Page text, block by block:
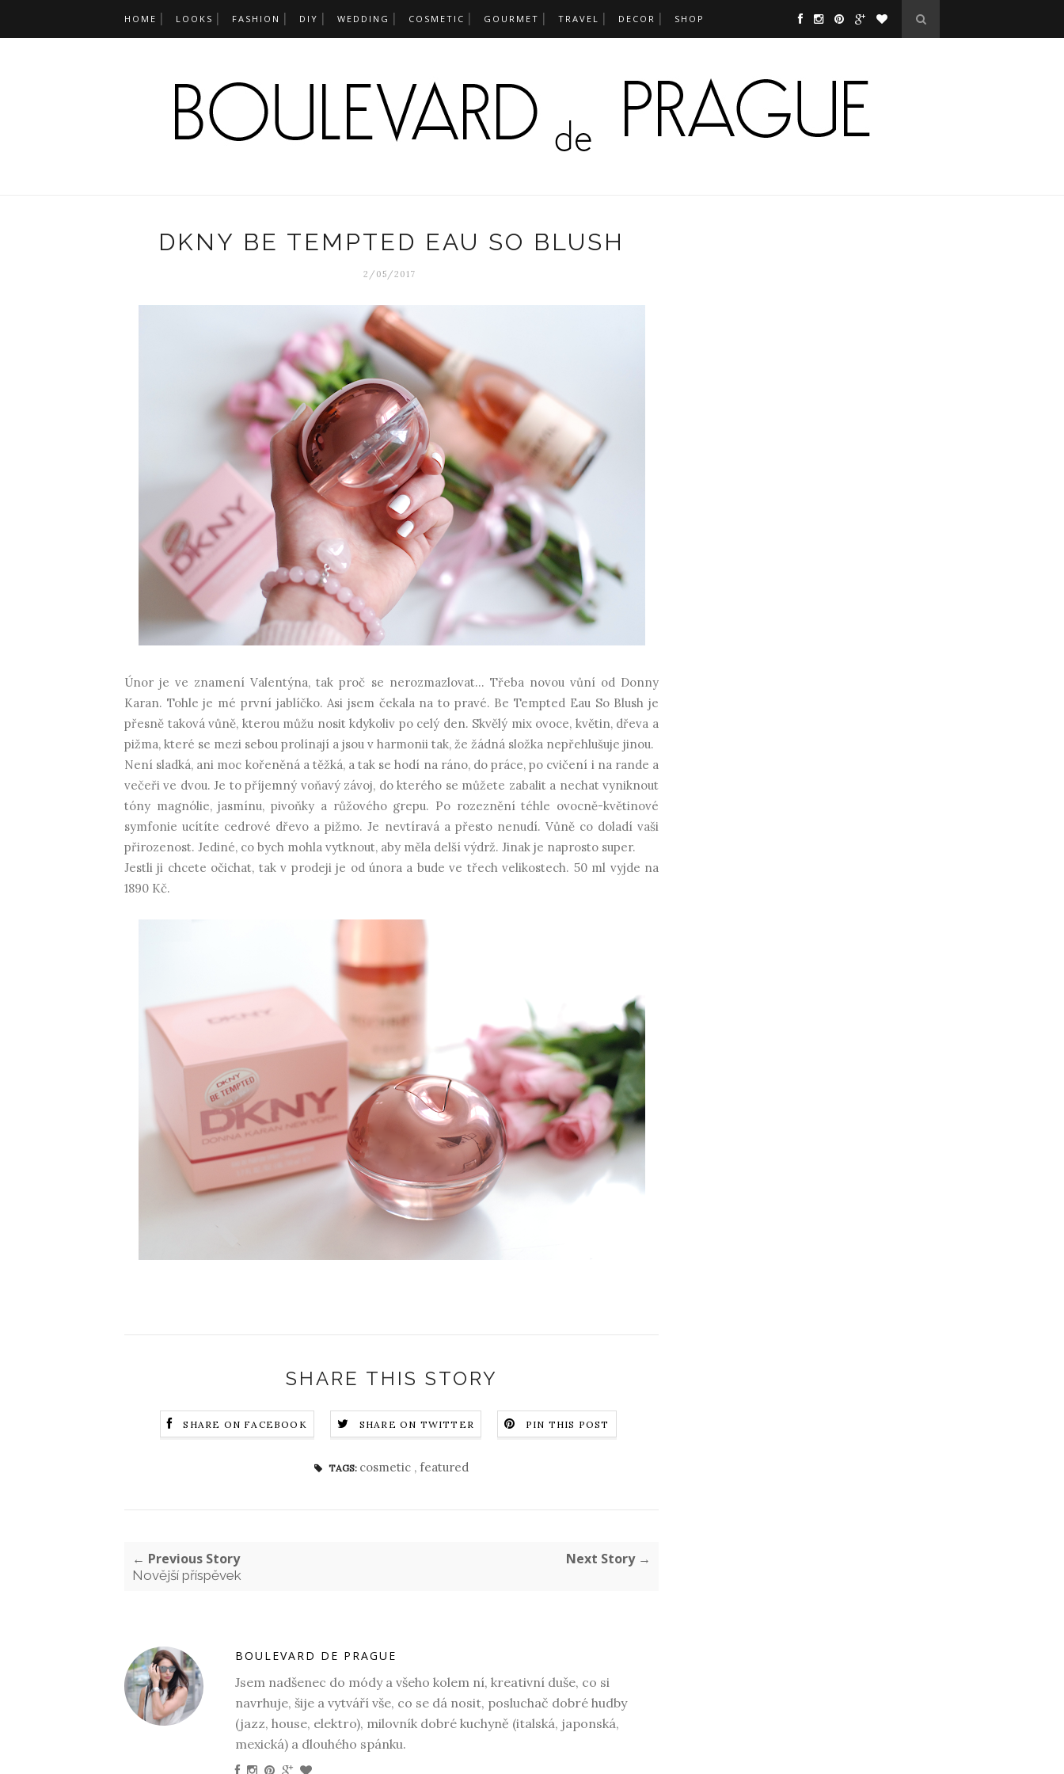
HOME LOOKS FASHION DIY WEDDING COSMETIC GOURMET TRAVEL DECOR SHOP
DKNY BE TEMPTED EAU SO BLUSH
2/05/2017
Únor je ve znamení Valentýna, tak proč se nerozmazlovat... Třeba novou vůní od Donny
Karan. Tohle je mé první jablíčko. Asi jsem čekala na to pravé. Be Tempted Eau So Blush je
přesně taková vůně, kterou můžu nosit kdykoliv po celý den. Skvělý mix ovoce, květin, dřeva a
pižma, které se mezi sebou prolínají a jsou v harmonii tak, že žádná složka nepřehlušuje jinou.
Není sladká, ani moc kořeněná a těžká, a tak se hodí na ráno, do práce, po cvičení i na rande a
večeři ve dvou. Je to příjemný voňavý závoj, do kterého se můžete zabalit a nechat vyniknout
tóny magnólie, jasmínu, pivoňky a růžového grepu. Po rozeznění téhle ovocně-květinové
symfonie ucítíte cedrové dřevo a pižmo. Je nevtíravá a přesto nenudí. Vůně co doladí vaši
přirozenost. Jediné, co bych mohla vytknout, aby měla delší výdrž. Jinak je naprosto super.
Jestli ji chcete očichat, tak v prodeji je od února a bude ve třech velikostech. 50 ml vyjde na
1890 Kč.
SHARE THIS STORY
SHARE ON FACEBOOK SHARE ON TWITTER PIN THIS POST
TAGS: cosmetic , featured
← Previous Story
Novější příspěvek
Next Story →
BOULEVARD DE PRAGUE
Jsem nadšenec do módy a všeho kolem ní, kreativní duše, co si
navrhuje, šije a vytváří vše, co se dá nosit, posluchač dobré hudby
(jazz, house, elektro), milovník dobré kuchyně (italská, japonská,
mexická) a dlouhého spánku.